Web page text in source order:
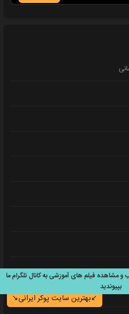
↙️بهترین سایت پوکر ایرانی↘️
و مشاهده فیلم های آموزشی به کانال تلگرام ما
بپیوندید